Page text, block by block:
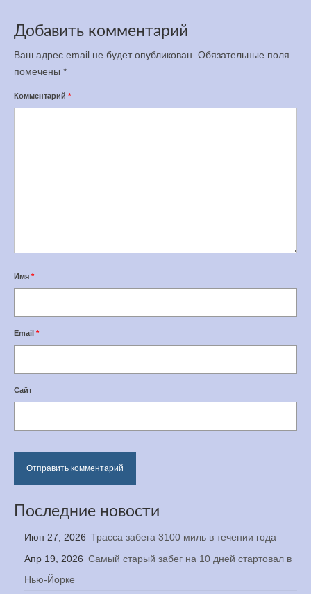
Добавить комментарий
Ваш адрес email не будет опубликован. Обязательные поля
помечены *
Комментарий *
Имя *
Email *
Сайт
Последние новости
Июн 27, 2026 Трасса забега 3100 миль в течении года
Апр 19, 2026 Самый старый забег на 10 дней стартовал в
Нью-Йорке